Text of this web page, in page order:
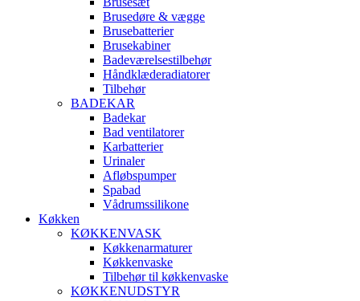
Brusedøre & vægge
Brusebatterier
Brusekabiner
Badeværelsestilbehør
Håndklæderadiatorer
Tilbehør
BADEKAR
Badekar
Bad ventilatorer
Karbatterier
Urinaler
Afløbspumper
Spabad
Vådrumssilikone
Køkken
KØKKENVASK
Køkkenarmaturer
Køkkenvaske
Tilbehør til køkkenvaske
KØKKENUDSTYR